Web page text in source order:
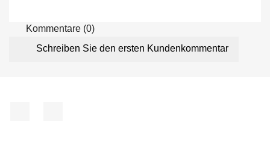
Kommentare (0)
Schreiben Sie den ersten Kundenkommentar